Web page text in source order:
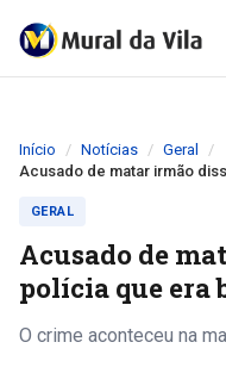
Início Notícias
Geral
Acusado de matar irmão
GERAL
Acusado de
polícia que era
O crime aconteceu na